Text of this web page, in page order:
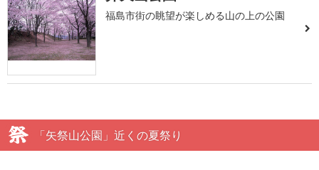
福島市街の眺望が楽しめる山の上の公園
「矢祭山公園」近くの夏祭り